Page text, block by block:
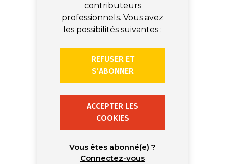
contributeurs
professionnels. Vous avez
les possibilités suivantes :
REFUSER ET
S’ABONNER
ACCEPTER LES
COOKIES
Vous êtes abonné(e) ?
Connectez-vous